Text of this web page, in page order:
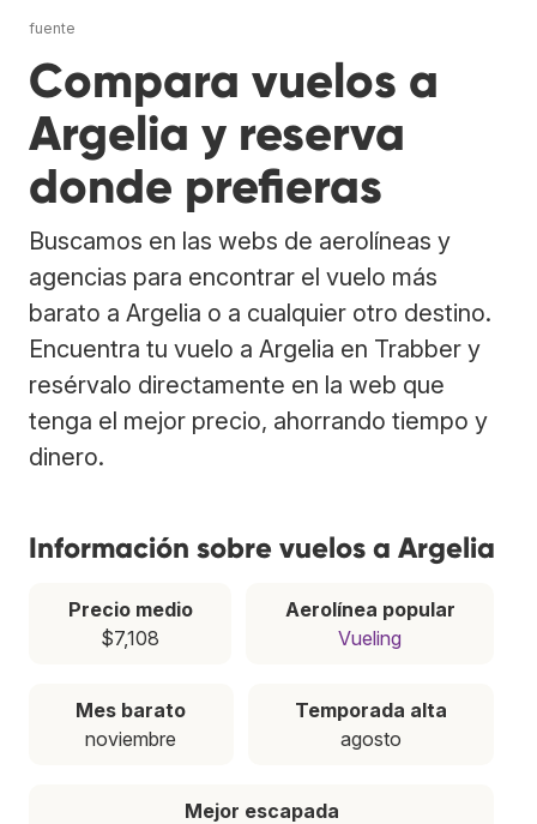
fuente
Compara vuelos a
Argelia y reserva
donde prefieras
Buscamos en las webs de aerolíneas y
agencias para encontrar el vuelo más
barato a Argelia o a cualquier otro destino.
Encuentra tu vuelo a Argelia en Trabber y
resérvalo directamente en la web que
tenga el mejor precio, ahorrando tiempo y
dinero.
Información sobre vuelos a Argelia
Precio medio
$7,108
Aerolínea popular
Vueling
Mes barato
noviembre
Temporada alta
agosto
Mejor escapada